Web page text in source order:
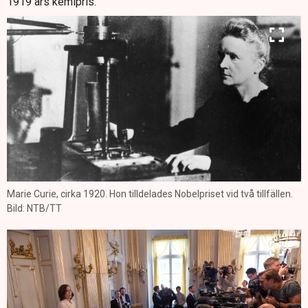
Marie Curie, cirka 1920. Hon tilldelades Nobelpriset vid två tillfällen.
Bild: NTB/TT